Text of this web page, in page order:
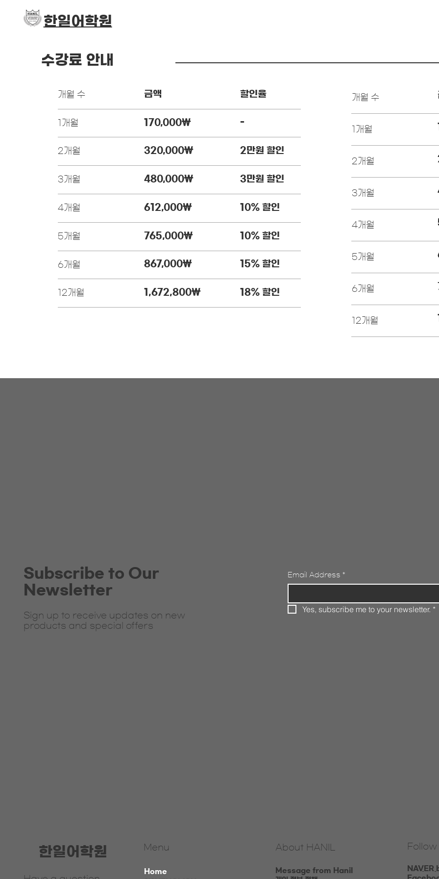
​한일어학원
수강료 안내
개월 수 금액 할인율
1개월 170,000￦ -
2개월 320,000￦ 2만원 할인
3개월 480,000￦ 3만원 할인
4개월 612,000￦ 10% 할인
5개월 765,000￦ 10% 할인
6개월 867,000￦ 15% 할인
12개월 1,672,800￦ 18% 할인
개월 수
1개월
2개월
3개월
4개월
5개월
6개월
12개월
Subscribe to Our
Newsletter
Sign up to receive updates on new
products and special offers
​한일어학원
Email Address *
Yes, subscribe me to your newsletter. *
About HANIL
Message from Hanil
Menu
Home
Follow
NAVER